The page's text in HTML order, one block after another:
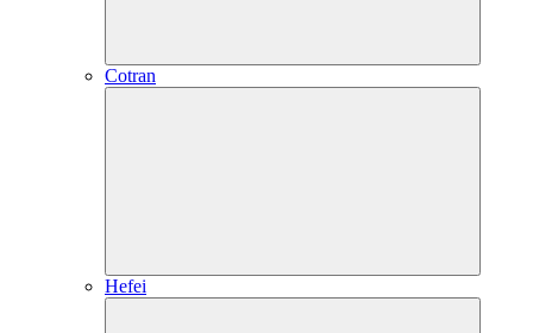
Cotran
Hefei